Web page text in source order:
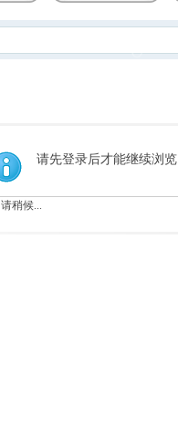
请先登录后才能继续浏览
请稍候...